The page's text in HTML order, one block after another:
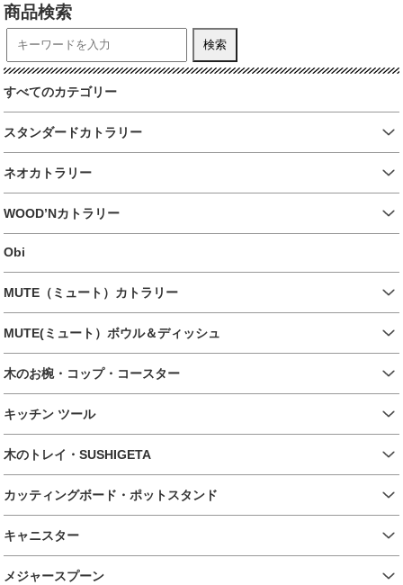
商品検索
すべてのカテゴリー
スタンダードカトラリー
ネオカトラリー
WOOD’Nカトラリー
Obi
MUTE（ミュート）カトラリー
MUTE(ミュート）ボウル＆ディッシュ
木のお椀・コップ・コースター
キッチン ツール
木のトレイ・SUSHIGETA
カッティングボード・ポットスタンド
キャニスター
メジャースプーン